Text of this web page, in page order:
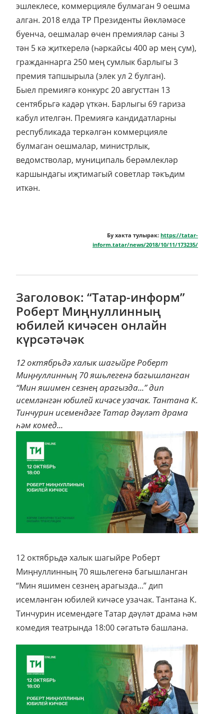
эшлеклесе, коммерцияле булмаган 9 оешма
алган. 2018 елда ТР Президенты йөкләмәсе
буенча, оешмалар өчен премияләр саны 3
тән 5 кә җиткерелә (һәркайсы 400 әр мең сум),
гражданнарга 250 мең сумлык барлыгы 3
премия тапшырыла (элек ул 2 булган).
Быел премиягә конкурс 20 августтан 13
сентябрьгә кадәр үткән. Барлыгы 69 гариза
кабул ителгән. Премиягә кандидатларны
республикада теркәлгән коммерцияле
булмаган оешмалар, министрлык,
ведомстволар, муниципаль берәмлекләр
каршындагы иҗтимагый советлар тәкъдим
иткән.
Бу хакта тулырак: https://tatar-
inform.tatar/news/2018/10/11/173235/
Заголовок: “Татар-информ”
Роберт Миңнуллинның
юбилей кичәсен онлайн
күрсәтәчәк
12 октябрьдә халык шагыйре Роберт
Миңнуллинның 70 яшьлегенә багышланган
“Мин яшимен сезнең арагызда...” дип
исемләнгән юбилей кичәсе узачак. Тантана К.
Тинчурин исемендәге Татар дәүләт драма
һәм комед...
12 октябрьдә халык шагыйре Роберт
Миңнуллинның 70 яшьлегенә багышланган
“Мин яшимен сезнең арагызда...” дип
исемләнгән юбилей кичәсе узачак. Тантана К.
Тинчурин исемендәге Татар дәүләт драма һәм
комедия театрында 18:00 сәгатьтә башлана.